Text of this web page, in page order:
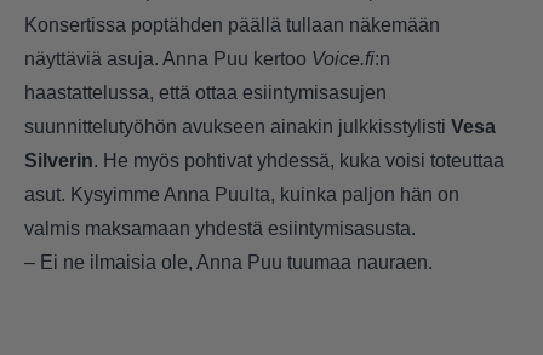
Konsertissa poptähden päällä tullaan näkemään
näyttäviä asuja. Anna Puu kertoo Voice.fi:n
haastattelussa, että ottaa esiintymisasujen
suunnittelutyöhön avukseen ainakin julkkisstylisti Vesa
Silverin. He myös pohtivat yhdessä, kuka voisi toteuttaa
asut. Kysyimme Anna Puulta, kuinka paljon hän on
valmis maksamaan yhdestä esiintymisasusta.
– Ei ne ilmaisia ole, Anna Puu tuumaa nauraen.